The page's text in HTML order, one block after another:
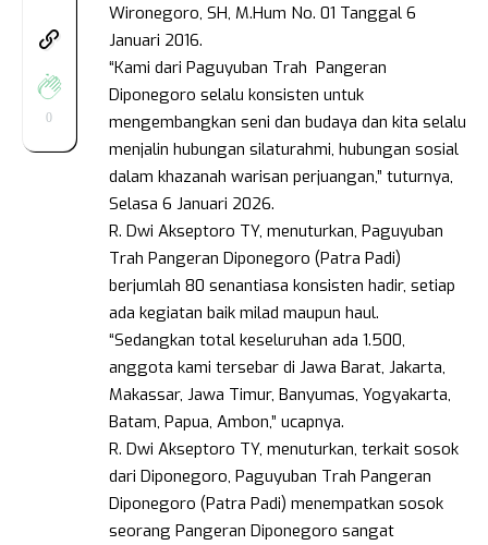
0
Wironegoro, SH, M.Hum No. 01 Tanggal 6
Januari 2016.
“Kami dari Paguyuban Trah Pangeran
Diponegoro selalu konsisten untuk
mengembangkan seni dan budaya dan kita selalu
menjalin hubungan silaturahmi, hubungan sosial
dalam khazanah warisan perjuangan,” tuturnya,
Selasa 6 Januari 2026.
R. Dwi Akseptoro TY, menuturkan, Paguyuban
Trah Pangeran Diponegoro (Patra Padi)
berjumlah 80 senantiasa konsisten hadir, setiap
ada kegiatan baik milad maupun haul.
“Sedangkan total keseluruhan ada 1.500,
anggota kami tersebar di Jawa Barat, Jakarta,
Makassar, Jawa Timur, Banyumas, Yogyakarta,
Batam, Papua, Ambon,” ucapnya.
R. Dwi Akseptoro TY, menuturkan, terkait sosok
dari Diponegoro, Paguyuban Trah Pangeran
Diponegoro (Patra Padi) menempatkan sosok
seorang Pangeran Diponegoro sangat